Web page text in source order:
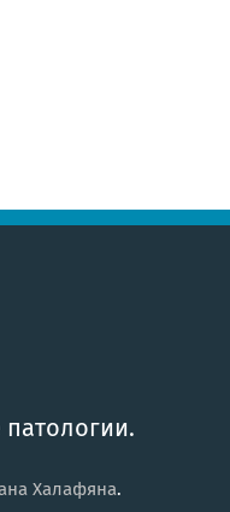
Халафяна.